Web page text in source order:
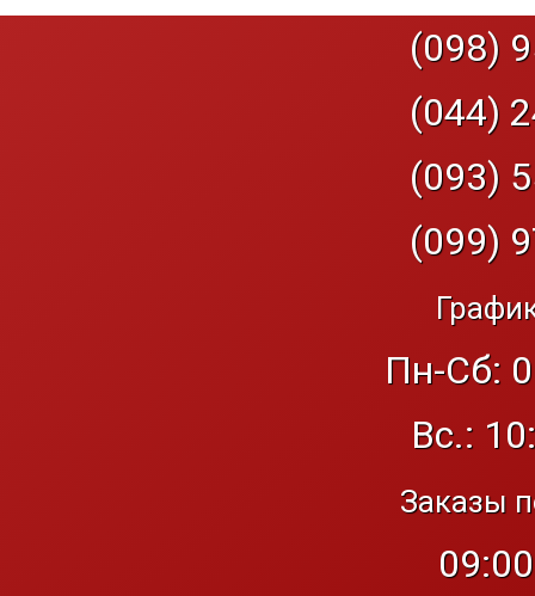
(098)
(044)
(093)
(099)
Пн-Сб:
Вс.:
Заказы